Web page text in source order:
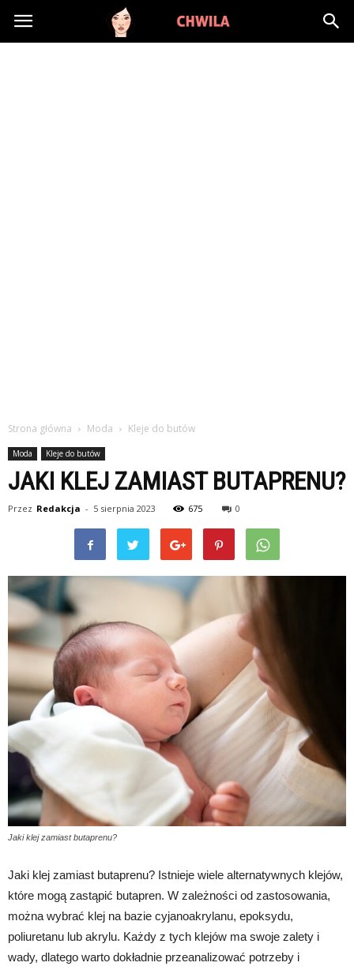
LadyChwila.pl
Strona główna Moda Kleje do butów
Moda Kleje do butów
JAKI KLEJ ZAMIAST BUTAPRENU?
Przez Redakcja - 5 sierpnia 2023 675 0
Jaki klej zamiast butaprenu?
Jaki klej zamiast butaprenu? Istnieje wiele alternatywnych klejów,
które mogą zastąpić butapren. W zależności od zastosowania,
można wybrać klej na bazie cyjanoakrylanu, epoksydu,
poliuretanu lub akrylu. Każdy z tych klejów ma swoje zalety i
wady, dlatego warto dokładnie przeanalizować potrzeby i